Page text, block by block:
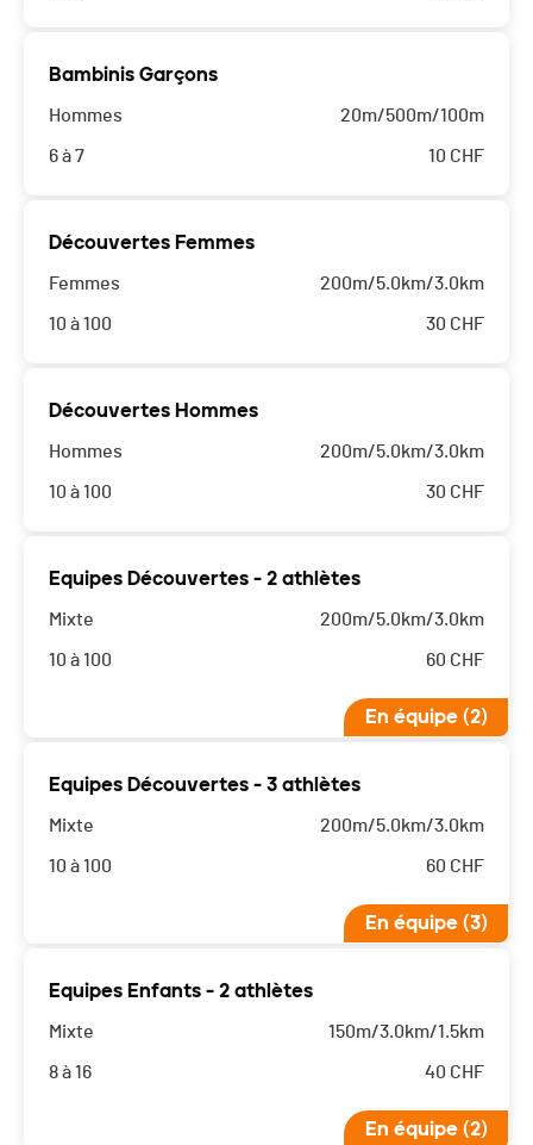
Bambinis Garçons
Hommes
6 à 7
20m/500m/100m
10 CHF
Découvertes Femmes
Femmes
10 à 100
200m/5.0km/3.0km
30 CHF
Découvertes Hommes
Hommes
10 à 100
200m/5.0km/3.0km
30 CHF
Equipes Découvertes - 2 athlètes
Mixte
10 à 100
200m/5.0km/3.0km
60 CHF
En équipe (2)
Equipes Découvertes - 3 athlètes
Mixte
10 à 100
200m/5.0km/3.0km
60 CHF
En équipe (3)
Equipes Enfants - 2 athlètes
Mixte
8 à 16
150m/3.0km/1.5km
40 CHF
En équipe (2)